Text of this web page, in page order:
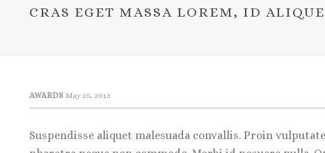
CRAS EGET MASSA LOREM, ID
AWARDS May 25, 2013
Suspendisse aliquet malesuada convallis. Proin